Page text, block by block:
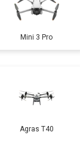
1500 ₽
1600 ₽
1000 ₽
1800 ₽
Mini 3 Pro
Agras T40